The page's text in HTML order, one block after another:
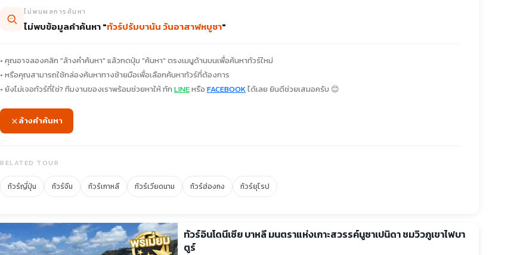
ไม่พบผลการค้นหา
ไม่พบข้อมูลคำค้นหา "ทัวร์ปรัมบานัน วันอาสาฬหบูชา"
• คุณอาจลองคลิก "ล้างคำค้นหา" แล้วกดปุ่ม "ค้นหา" ตรงเมนูด้านบนเพื่อค้นหาทัวร์ใหม่
• หรือคุณสามารถใช้กล่องค้นหาทางซ้ายมือเพื่อเลือกค้นหาทัวร์ที่ต้องการ
• ยังไม่เจอทัวร์ที่ใช่? ทีมงานของเราพร้อมช่วยหาให้ ทัก LINEหรือ FACEBOOKได้เลย ยินดีช่วยเสมอครับ 😊
ล้างคำค้นหา
RELATED TOUR
ทัวร์ญี่ปุ่น ทัวร์จีน ทัวร์เกาหลี ทัวร์เวียดนาม ทัวร์ฮ่องกง ทัวร์ยุโรป
ทัวร์อินโดนีเซีย บาหลี มนตราแห่งเกาะสวรรค์นูซาเปนิดา ชมวิวภูเขาไฟบา
ตูร์